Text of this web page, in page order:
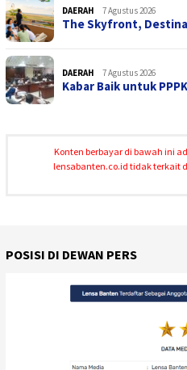
DAERAH 7 Agustus 2026
The Skyfront,
DAERAH 7 Agustus 2026
Kabar Baik untuk
Konten berbayar di bawah ini
lensabanten.co.id tidak terkait
POSISI DI DEWAN PERS